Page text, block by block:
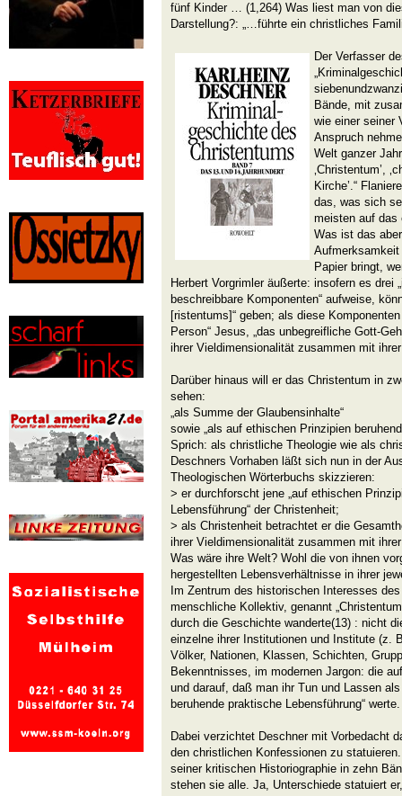
fünf Kinder … (1,264) Was liest man von
Darstellung?: „…führte ein christliches
Der Verfasser
Bände, mit
wie einer seiner
Anspruch
Welt ganzer
‚Christentum’,
Kirche’.“
das, was sich
meisten auf das
Was ist das
Papier bringt,
Herbert Vorgrimler äußerte: insofern es drei
beschreibbare Komponenten“ aufweise,
[ristentums]“ geben; als diese
Person“ Jesus, „das unbegreifliche Gott-
ihrer Vieldimensionalität zusammen mit ihrer
Darüber hinaus will er das Christentum in
sehen:
„als Summe der Glaubensinhalte“
sowie „als auf ethischen Prinzipien
Sprich: als christliche Theologie wie als
Deschners Vorhaben läßt sich nun in der
Theologischen Wörterbuchs skizzieren:
> er durchforscht jene „auf ethischen
Lebensführung“ der Christenheit;
> als Christenheit betrachtet er die
ihrer Vieldimensionalität zusammen mit ihrer
Was wäre ihre Welt? Wohl die von ihnen
hergestellten Lebensverhältnisse in ihrer
Im Zentrum des historischen Interesses
menschliche Kollektiv, genannt
durch die Geschichte wanderte(13) : nicht
einzelne ihrer Institutionen und Institute (z.
Völker, Nationen, Klassen, Schichten,
Bekenntnisses, im modernen Jargon: die
und darauf, daß man ihr Tun und Lassen
beruhende praktische Lebensführung“ werte.
Dabei verzichtet Deschner mit Vorbedacht
den christlichen Konfessionen zu
seiner kritischen Historiographie in zehn
stehen sie alle. Ja, Unterschiede statuiert